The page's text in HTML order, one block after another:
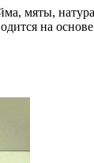
мяты,
на